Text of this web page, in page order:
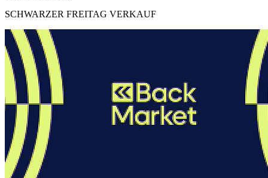
SCHWARZER FREITAG VERKAUF